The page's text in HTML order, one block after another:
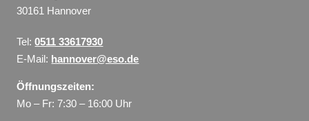
30161 Hannover
Tel:0511 33617930
E-Mail: hannover@eso.de
Öffnungszeiten:
Mo – Fr: 7:30 – 16:00 Uhr